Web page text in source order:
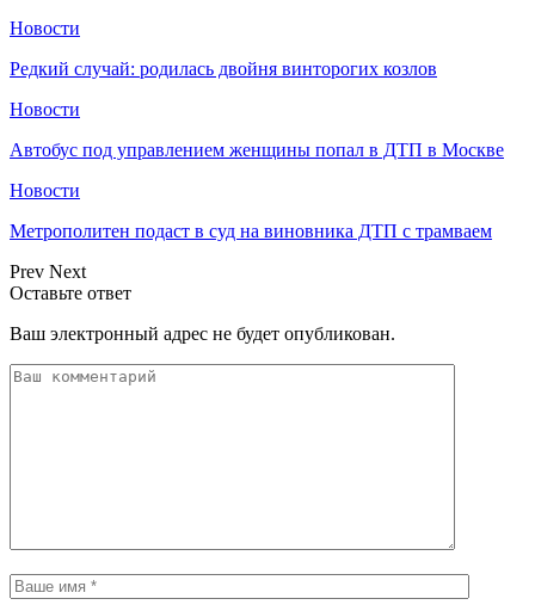
Новости
Редкий случай: родилась двойня винторогих козлов
Новости
Автобус под управлением женщины попал в ДТП в Москве
Новости
Метрополитен подаст в суд на виновника ДТП с трамваем
Prev Next
Оставьте ответ
Ваш электронный адрес не будет опубликован.